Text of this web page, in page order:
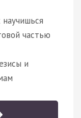
частью
и